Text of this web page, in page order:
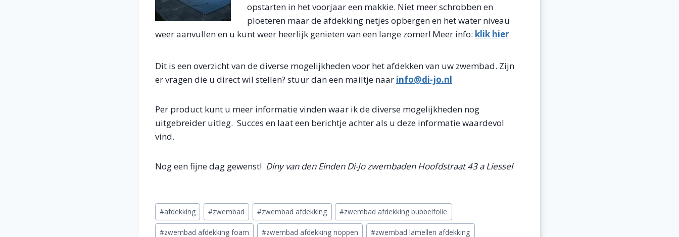
opstarten in het voorjaar een makkie. Niet meer schrobben en
ploeteren maar de afdekking netjes opbergen en het water niveau
weer aanvullen en u kunt weer heerlijk genieten van een lange zomer! Meer info: klik hier
Dit is een overzicht van de diverse mogelijkheden voor het afdekken van uw zwembad. Zijn
er vragen die u direct wil stellen? stuur dan een mailtje naar info@di-jo.nl
Per product kunt u meer informatie vinden waar ik de diverse mogelijkheden nog
uitgebreider uitleg. Succes en laat een berichtje achter als u deze informatie waardevol
vind.
Nog een fijne dag gewenst! Diny van den Einden Di-Jo zwembaden Hoofdstraat 43 a Liessel
Bericht
tags:
#afdekking #zwembad #zwembad afdekking #zwembad afdekking bubbelfolie
#zwembad afdekking foam #zwembad afdekking noppen #zwembad lamellen afdekking